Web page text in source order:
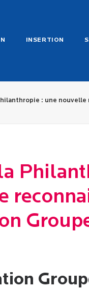
INSERTION
: une nouvelle